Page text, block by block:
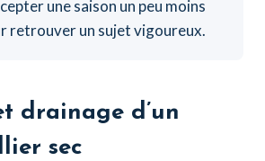
une saison un peu moins
retrouver un sujet vigoureux.
drainage d’un
sec